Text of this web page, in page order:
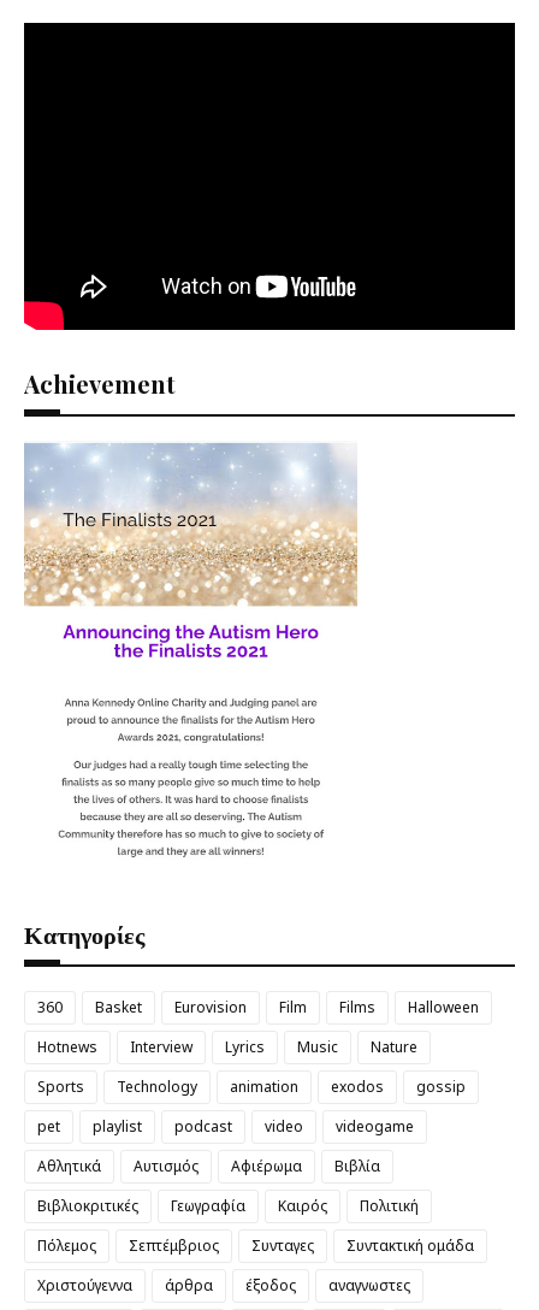
Achievement
Κατηγορίες
360 Basket Eurovision Film Films
Halloween
Hotnews
Interview Lyrics Music
Nature
Sports
Technology animation exodos
gossip
pet
playlist podcast video
videogame
Αθλητικά
Αυτισμός Αφιέρωμα
Βιβλία
Βιβλιοκριτικές
Γεωγραφία Καιρός
Πολιτική
Πόλεμος
Σεπτέμβριος Συνταγες
Συντακτική ομάδα
Χριστούγεννα
άρθρα έξοδος
αναγνωστες